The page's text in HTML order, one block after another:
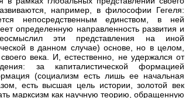
например, в философии Гегеля:
непосредственным единством, в ней
определенную направленность развития и
эти представления на иной
в данном случае) основе, но в целом,
века. И, естественно, не удержался от
за капиталистической формацией
(социализм есть лишь ее начальная
есть высшая цель истории, золотой век
марксизм как научную теорию, обращенную